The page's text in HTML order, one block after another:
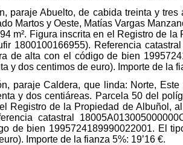
paraje Abuelto, de cabida treinta y
Martos y Oeste, Matías Vargas
m². Figura inscrita en el Registro de
1800100166955). Referencia
de alta con el código de bien
y dos centimos de euro). Importe de la
paraje Caldera, que linda: Norte,
y dos centiáreas. Parcela 50 del
Registro de la Propiedad de Albuñol,
catastral
de bien 1995724189990022001. El
Importe de la fianza 5%: 19’16 €.